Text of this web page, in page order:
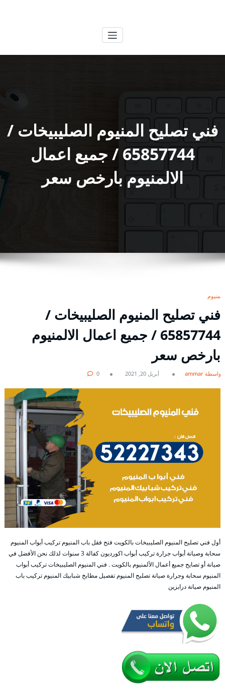
فني تصليح المنيوم الصليبيخات /
65857744 / جميع اعمال
الالمنيوم بارخص سعر
المنيوم
فني تصليح المنيوم الصليبيخات /
65857744 / جميع اعمال الالمنيوم
بارخص سعر
بواسطة ammar أبريل 20, 2021 0
أول فني تصليح المنيوم الصليبيخات بالكويت فتح فقل باب المنيوم تركيب أبواب المنيوم
سحابة وصيانة أبواب جرارة تركيب أبواب اكورديون كفالة 3 سنوات لذلك نحن الأفضل في
صيانة أو تصايح جميع أعمال الألمنيوم بالكويت . فني المنيوم الصليبيخات تركيب أبواب
المنيوم سحابة وجرارة صيانة تصليح المنيوم تفصيل مطابخ شبابيك المنيوم تركيب باب
المنيوم صيانة درابزين